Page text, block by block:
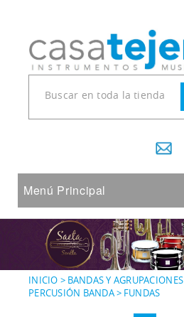
Menú Principal
INICIO > BANDAS Y AGRUPACIONES
PERCUSIÓN BANDA> FUNDAS